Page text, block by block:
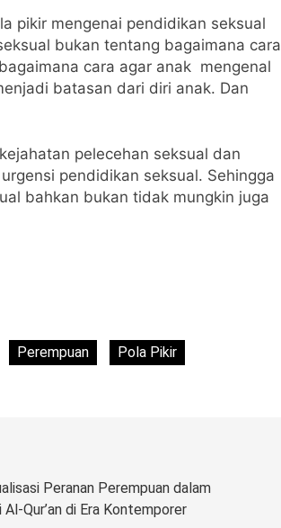
pikir mengenai pendidikan seksual
bukan tentang bagaimana cara
cara agar anak mengenal
batasan dari diri anak. Dan
pelecehan seksual dan
pendidikan seksual. Sehingga
bahkan bukan tidak mungkin juga
Perempuan
Pola Pikir
Peranan Perempuan dalam
Al-Qur’an di Era Kontemporer